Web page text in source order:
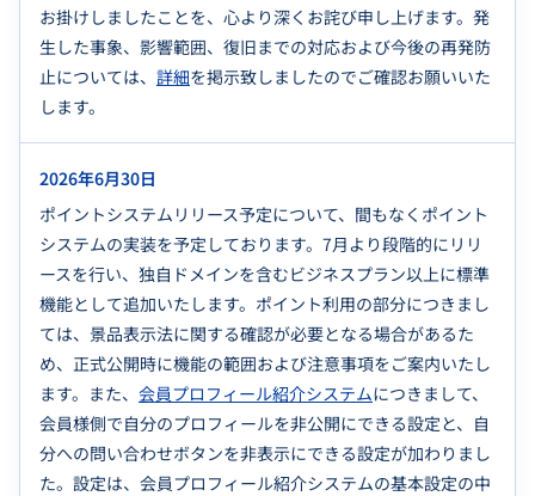
お掛けしましたことを、心より深くお詫び申し上げます。発
生した事象、影響範囲、復旧までの対応および今後の再発防
止については、 詳細を掲示致しましたのでご確認お願いいた
します。
2026年6月30日
ポイントシステムリリース予定について、間もなくポイント
システムの実装を予定しております。7月より段階的にリリ
ースを行い、独自ドメインを含むビジネスプラン以上に標準
機能として追加いたします。ポイント利用の部分につきまし
ては、景品表示法に関する確認が必要となる場合があるた
め、正式公開時に機能の範囲および注意事項をご案内いたし
ます。また、 会員プロフィール紹介システムにつきまして、
会員様側で自分のプロフィールを非公開にできる設定と、自
分への問い合わせボタンを非表示にできる設定が加わりまし
た。設定は、会員プロフィール紹介システムの基本設定の中